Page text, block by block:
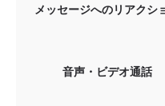
メッセージへのリアクシ
音声・ビデオ通話